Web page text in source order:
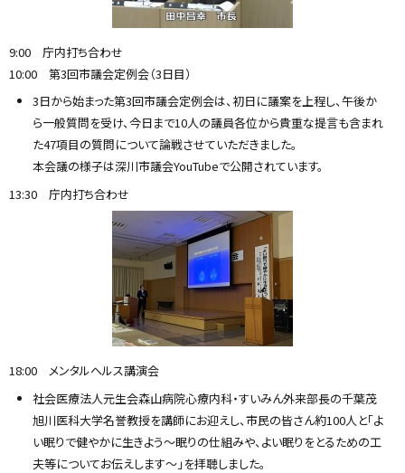
9:00 庁内打ち合わせ
10:00 第3回市議会定例会（3日目）
3日から始まった第3回市議会定例会は、初日に議案を上程し、午後か
ら一般質問を受け、今日まで10人の議員各位から貴重な提言も含まれ
た47項目の質問について論戦させていただきました。
本会議の様子は深川市議会YouTubeで公開されています。
13:30 庁内打ち合わせ
18:00 メンタルヘルス講演会
社会医療法人元生会森山病院心療内科・すいみん外来部長の千葉茂
旭川医科大学名誉教授を講師にお迎えし、市民の皆さん約100人と「よ
い眠りで健やかに生きよう〜眠りの仕組みや、よい眠りをとるための工
夫等についてお伝えします〜」を拝聴しました。